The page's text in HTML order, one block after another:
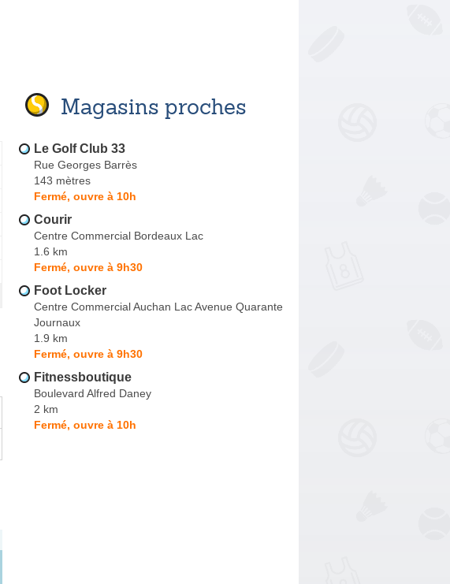
Magasins proches
Le Golf Club 33
Rue Georges Barrès
143 mètres
Fermé, ouvre à 10h
Courir
Centre Commercial Bordeaux Lac
1.6 km
Fermé, ouvre à 9h30
Foot Locker
Centre Commercial Auchan Lac Avenue Quarante
Journaux
1.9 km
Fermé, ouvre à 9h30
Fitnessboutique
Boulevard Alfred Daney
2 km
Fermé, ouvre à 10h